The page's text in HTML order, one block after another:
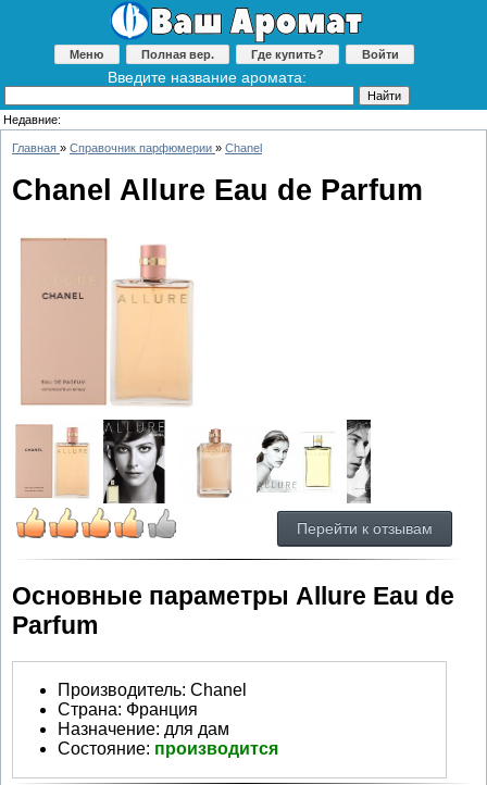
Меню Полная вер. Где купить? Войти
Введите название аромата:
Недавние:
Главная » Справочник парфюмерии » Chanel
Chanel Allure Eau de Parfum
Перейти к отзывам
Основные параметры Allure Eau de
Parfum
Производитель: Chanel
Страна: Франция
Назначение: для дам
Состояние: производится